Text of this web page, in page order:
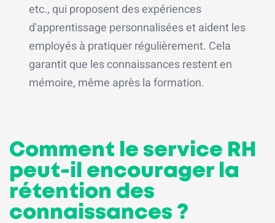
etc., qui proposent des expériences
d'apprentissage personnalisées et aident les
employés à pratiquer régulièrement. Cela
garantit que les connaissances restent en
mémoire, même après la formation.
Comment le service RH
peut-il encourager la
rétention des
connaissances ?